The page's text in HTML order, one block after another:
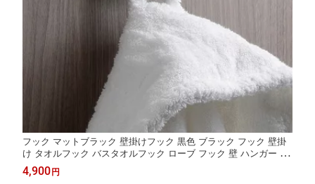
フック マットブラック 壁掛けフック 黒色 ブラック フック 壁掛
け タオルフック バスタオルフック ローブ フック 壁 ハンガー タ
オル バスタオル アイアン シンプル モダン おしゃれ 北欧 洗面所
洗面 浴室 バスルーム お風呂 夏セール 送料無料 模様替え
4,900 円